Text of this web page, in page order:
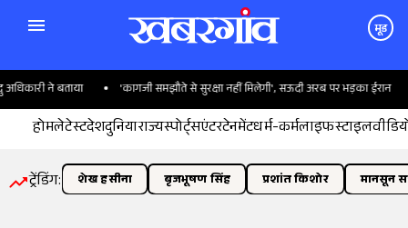
मूड
ने बताया 'कागजी समझौते से सुरक्षा नहीं मिलेगी', सऊदी अरब पर भड़का ईरान
होमलेटेस्टदेशदुनियाराज्यस्पोर्ट्सएंटरटेनमेंटधर्म-कर्मलाइफस्टाइल
ट्रेंडिंग: शेख हसीना बृजभूषण सिंह प्रशांत किशोर मानसून